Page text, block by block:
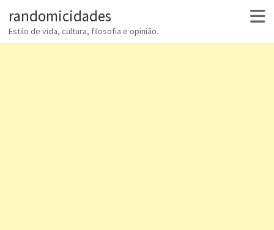
randomicidades
Estilo de vida, cultura, filosofia e opinião.